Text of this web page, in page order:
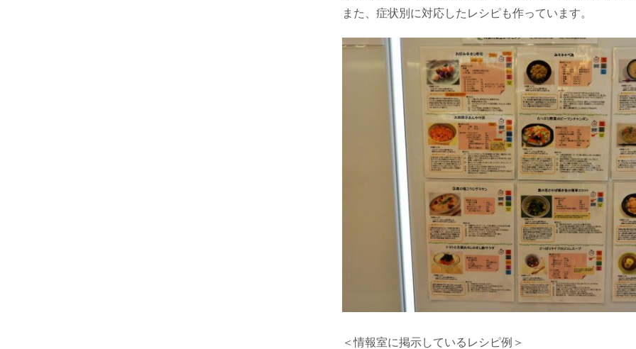
また、症状別に対応したレシピも作っています。
＜情報室に掲示しているレシピ例＞